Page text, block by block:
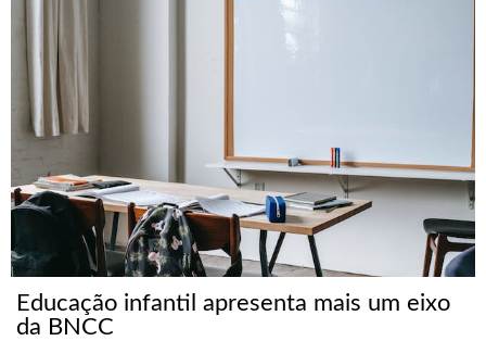
Educação infantil apresenta mais um eixo
da BNCC